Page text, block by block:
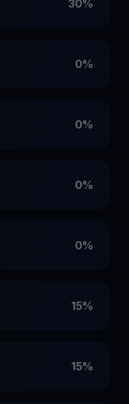
30%
0%
0%
0%
0%
15%
15%